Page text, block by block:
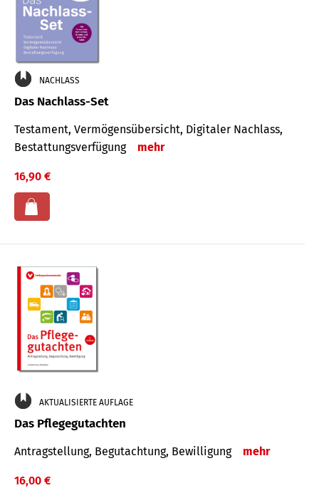
NACHLASS
Das Nachlass-Set
Testament, Vermögens­übersicht, Digitaler Nach­lass,
Bestat­tungs­ver­fügung
mehr
16,90 €
AKTUALISIERTE AUFLAGE
Das Pflegegutachten
Antragstellung, Begutachtung, Bewilligung mehr
16,00 €